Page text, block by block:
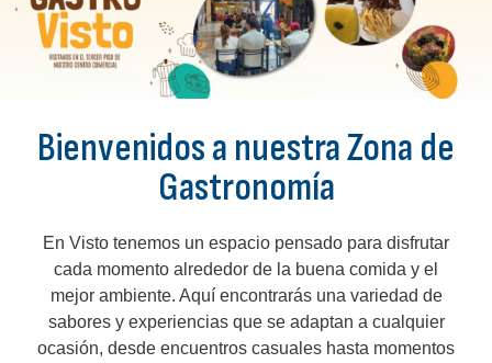
Bienvenidos a nuestra Zona de
Gastronomía
En Visto tenemos un espacio pensado para disfrutar
cada momento alrededor de la buena comida y el
mejor ambiente. Aquí encontrarás una variedad de
sabores y experiencias que se adaptan a cualquier
ocasión, desde encuentros casuales hasta momentos